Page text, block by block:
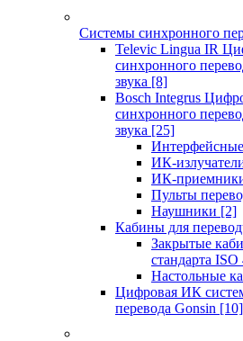
Системы синхронного
Televic Lingua IR
синхронного
звука [8]
Bosch Integrus
синхронного
звука [25]
ИК-
ИК-
Пульты
Наушники [2]
Кабины для
Закрытые
стандарта ISO
Настольные
Цифровая ИК
перевода Gonsin [10]